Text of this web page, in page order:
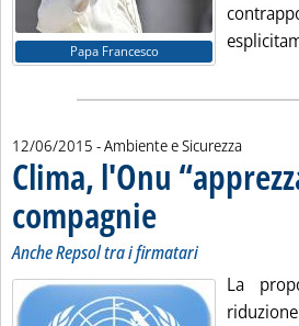
Papa Francesco
12/06/2015 - Ambiente e Sicurezza
Clima, l'Onu
compagnie . Sottotitolo: Anche Repsol
. Pubblicata venerdì 12
Anche Repsol tra i firmatari
La